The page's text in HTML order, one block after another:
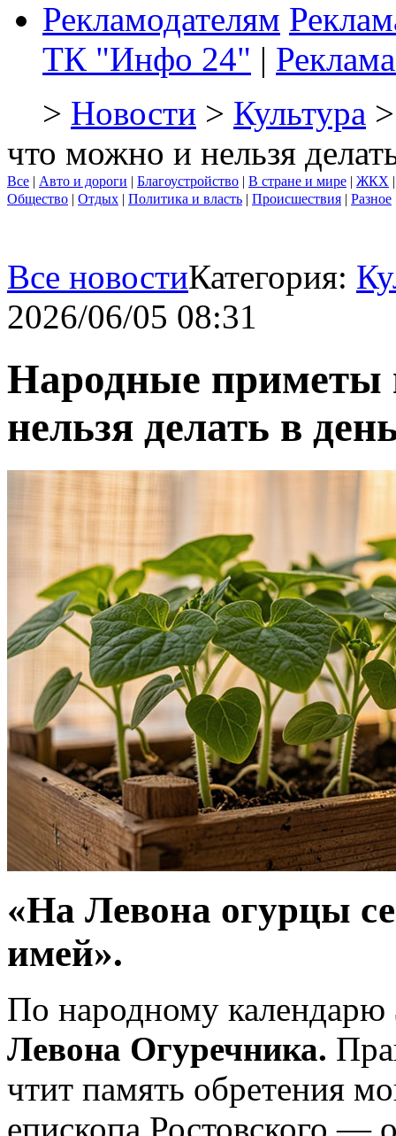
Рекламодателям
ТК "Инфо 24" |
> Новости > Культура
что можно и нельзя
Все | Авто и дороги | Благоустройство | В стране и мире | ЖКХ
Общество | Отдых | Политика и власть | Происшествия | Разное
Все новостиКатегория:
2026/06/05 08:31
Народные приметы
нельзя делать в
«На Левона огурцы
имей».
По народному календарю
Левона Огуречника.
чтит память обретения
епископа Ростовского —